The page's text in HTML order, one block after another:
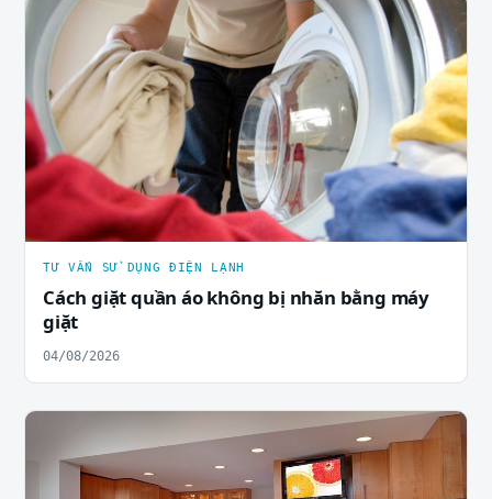
TƯ VẤN SỬ DỤNG ĐIỆN LẠNH
Cách giặt quần áo không bị nhăn bằng máy
giặt
04/08/2026